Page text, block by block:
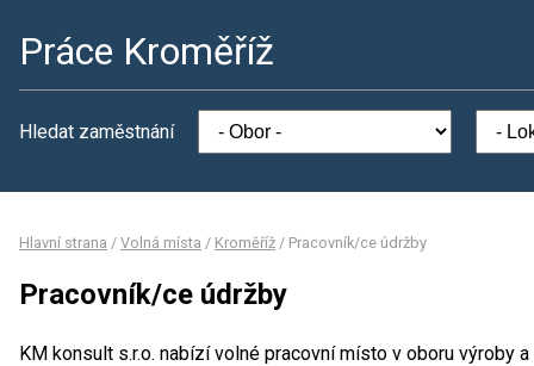
Práce Kroměříž
Hledat zaměstnání
Hlavní strana / Volná místa / Kroměříž / Pracovník/ce údržby
Pracovník/ce údržby
KM konsult s.r.o. nabízí volné pracovní místo v oboru výroby